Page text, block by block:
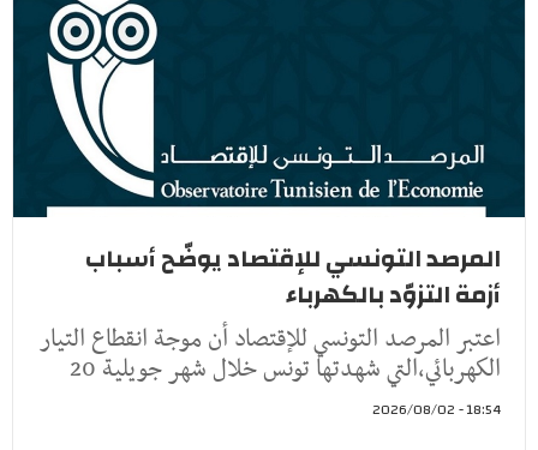
المرصد التونسي للإقتصاد يوضّح أسباب
أزمة التزوّد بالكهرباء
اعتبر المرصد التونسي للإقتصاد أن موجة انقطاع التيار
الكهربائي،التي شهدتها تونس خلال شهر جويلية 20
18:54 - 2026/08/02